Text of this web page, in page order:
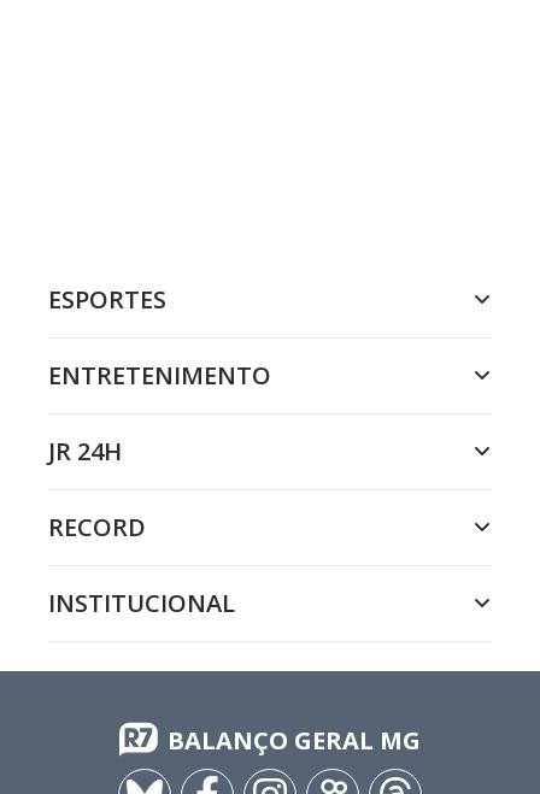
ESPORTES
ENTRETENIMENTO
JR 24H
RECORD
INSTITUCIONAL
BALANÇO GERAL MG